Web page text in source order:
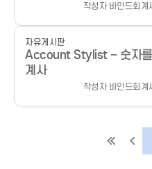
작성자 바인드회계
자유게시판
Account Stylist – 숫자를
계사
작성자 바인드회계